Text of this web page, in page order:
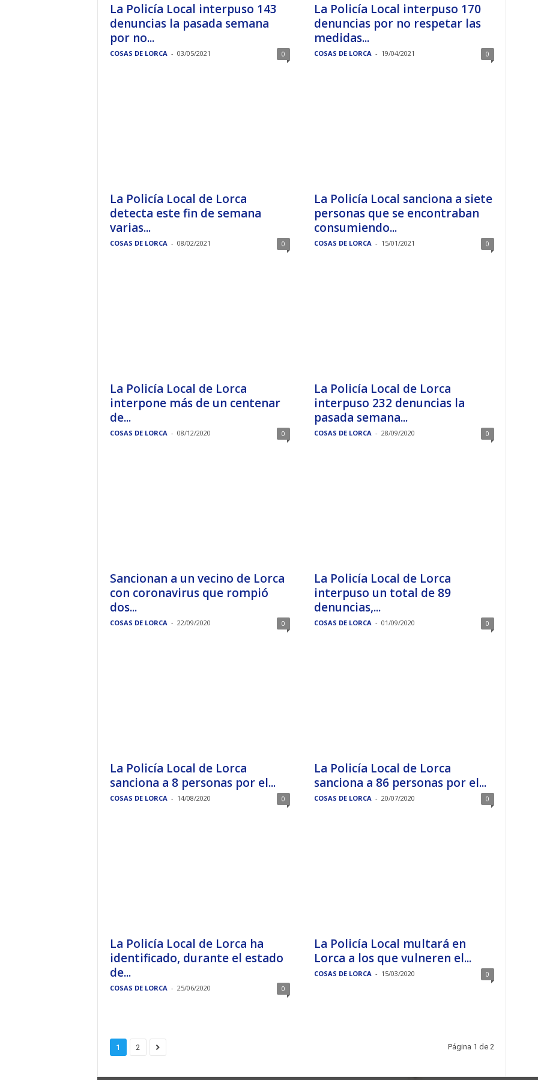
La Policía Local interpuso 143
denuncias la pasada semana
por no...
COSAS DE LORCA - 03/05/2021 0
La Policía Local interpuso 170
denuncias por no respetar las
medidas...
COSAS DE LORCA - 19/04/2021 0
La Policía Local de Lorca
detecta este fin de semana
varias...
COSAS DE LORCA - 08/02/2021 0
La Policía Local sanciona a siete
personas que se encontraban
consumiendo...
COSAS DE LORCA - 15/01/2021 0
La Policía Local de Lorca
interpone más de un centenar
de...
COSAS DE LORCA - 08/12/2020 0
La Policía Local de Lorca
interpuso 232 denuncias la
pasada semana...
COSAS DE LORCA - 28/09/2020 0
Sancionan a un vecino de Lorca
con coronavirus que rompió
dos...
COSAS DE LORCA - 22/09/2020 0
La Policía Local de Lorca
interpuso un total de 89
denuncias,...
COSAS DE LORCA - 01/09/2020 0
La Policía Local de Lorca
sanciona a 8 personas por el...
COSAS DE LORCA - 14/08/2020 0
La Policía Local de Lorca
sanciona a 86 personas por el...
COSAS DE LORCA - 20/07/2020 0
La Policía Local de Lorca ha
identificado, durante el estado
de...
COSAS DE LORCA - 25/06/2020 0
La Policía Local multará en
Lorca a los que vulneren el...
COSAS DE LORCA - 15/03/2020 0
1 2 Página 1 de 2